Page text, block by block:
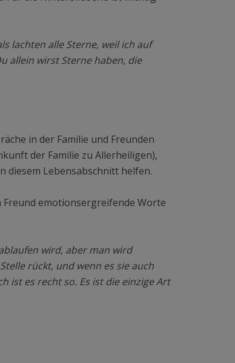
lachten alle Sterne, weil ich auf
allein wirst Sterne haben, die
in der Familie und Freunden
der Familie zu Allerheiligen),
diesem Lebensabschnitt helfen.
Freund emotionsergreifende Worte
wird, aber man wird
rückt, und wenn es sie auch
ist es recht so. Es ist die einzige Art